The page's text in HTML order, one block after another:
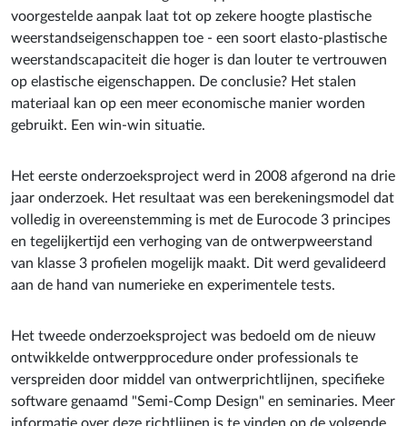
voorgestelde aanpak laat tot op zekere hoogte plastische
weerstandseigenschappen toe - een soort elasto-plastische
weerstandscapaciteit die hoger is dan louter te vertrouwen
op elastische eigenschappen. De conclusie? Het stalen
materiaal kan op een meer economische manier worden
gebruikt. Een win-win situatie.
Het eerste onderzoeksproject werd in 2008 afgerond na drie
jaar onderzoek. Het resultaat was een berekeningsmodel dat
volledig in overeenstemming is met de Eurocode 3 principes
en tegelijkertijd een verhoging van de ontwerpweerstand
van klasse 3 profielen mogelijk maakt. Dit werd gevalideerd
aan de hand van numerieke en experimentele tests.
Het tweede onderzoeksproject was bedoeld om de nieuw
ontwikkelde ontwerpprocedure onder professionals te
verspreiden door middel van ontwerprichtlijnen, specifieke
software genaamd "Semi-Comp Design" en seminaries. Meer
informatie over deze richtlijnen is te vinden op de volgende